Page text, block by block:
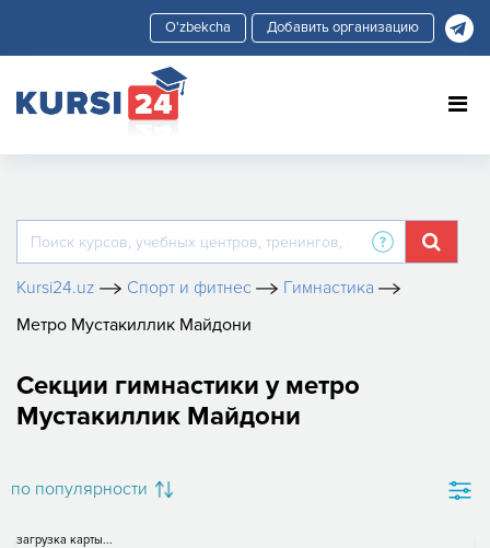
Добавить организацию
Kursi24.uz Спорт и фитнес
Гимнастика
Метро Мустакиллик Майдони
Секции гимнастики у метро
Мустакиллик Майдони
по популярности
загрузка карты...